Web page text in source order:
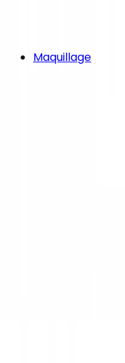
Maquillage